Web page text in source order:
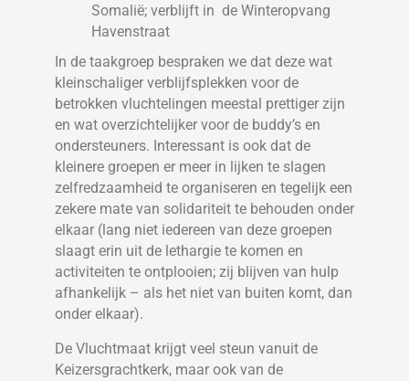
Somalië; verblijft in de Winteropvang
Havenstraat
In de taakgroep bespraken we dat deze wat
kleinschaliger verblijfsplekken voor de
betrokken vluchtelingen meestal prettiger zijn
en wat overzichtelijker voor de buddy’s en
ondersteuners. Interessant is ook dat de
kleinere groepen er meer in lijken te slagen
zelfredzaamheid te organiseren en tegelijk een
zekere mate van solidariteit te behouden onder
elkaar (lang niet iedereen van deze groepen
slaagt erin uit de lethargie te komen en
activiteiten te ontplooien; zij blijven van hulp
afhankelijk – als het niet van buiten komt, dan
onder elkaar).
De Vluchtmaat krijgt veel steun vanuit de
Keizersgrachtkerk, maar ook van de